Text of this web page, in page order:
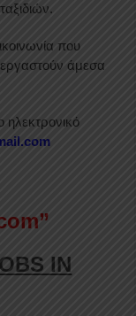
που
άμεσα
ηλεκτρονικό
IN